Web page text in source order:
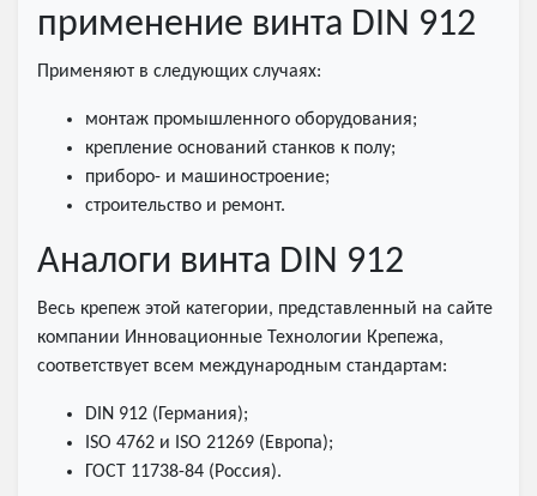
применение винта DIN 912
Применяют в следующих случаях:
монтаж промышленного оборудования;
крепление оснований станков к полу;
приборо- и машиностроение;
строительство и ремонт.
Аналоги винта DIN 912
Весь крепеж этой категории, представленный на сайте
компании Инновационные Технологии Крепежа,
соответствует всем международным стандартам:
DIN 912 (Германия);
ISO 4762 и ISO 21269 (Европа);
ГОСТ 11738-84 (Россия).